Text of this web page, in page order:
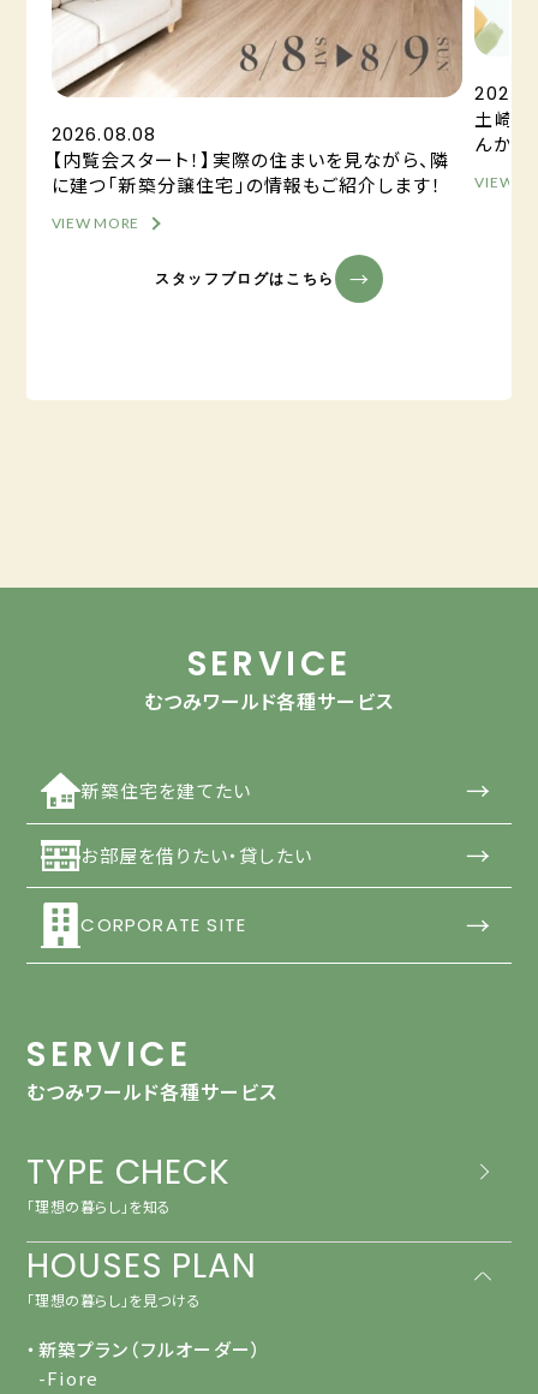
2026.08.08
【内覧会スタート！】実際の住まいを見ながら、隣
に建つ「新築分譲住宅」の情報もご紹介します！
VIEW MORE
土崎港
んか？
VIEW
スタッフブログはこちら
SERVICE
むつみワールド各種サービス
新築住宅を建てたい →
お部屋を借りたい・貸したい →
CORPORATE SITE →
SERVICE
むつみワールド各種サービス
TYPE CHECK
「理想の暮らし」を知る
HOUSES PLAN
「理想の暮らし」を見つける
・新築プラン（フルオーダー）
-Fiore